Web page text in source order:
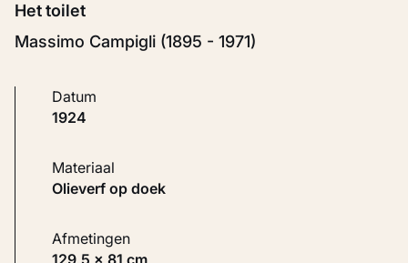
Het toilet
Massimo Campigli (1895 - 1971)
Datum
1924
Materiaal
Olieverf op doek
Afmetingen